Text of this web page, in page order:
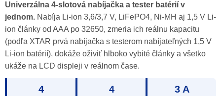
Univerzálna 4-slotová nabíjačka a tester batérií v
jednom. Nabíja Li-ion 3,6/3,7 V, LiFePO4, Ni-MH aj 1,5 V Li-
ion články od AAA po 32650, zmeria ich reálnu kapacitu
(podľa XTAR prvá nabíjačka s testerom nabíjateľných 1,5 V
Li-ion batérií), dokáže oživiť hlboko vybité články a všetko
ukáže na LCD displeji v reálnom čase.
4 4 3 A